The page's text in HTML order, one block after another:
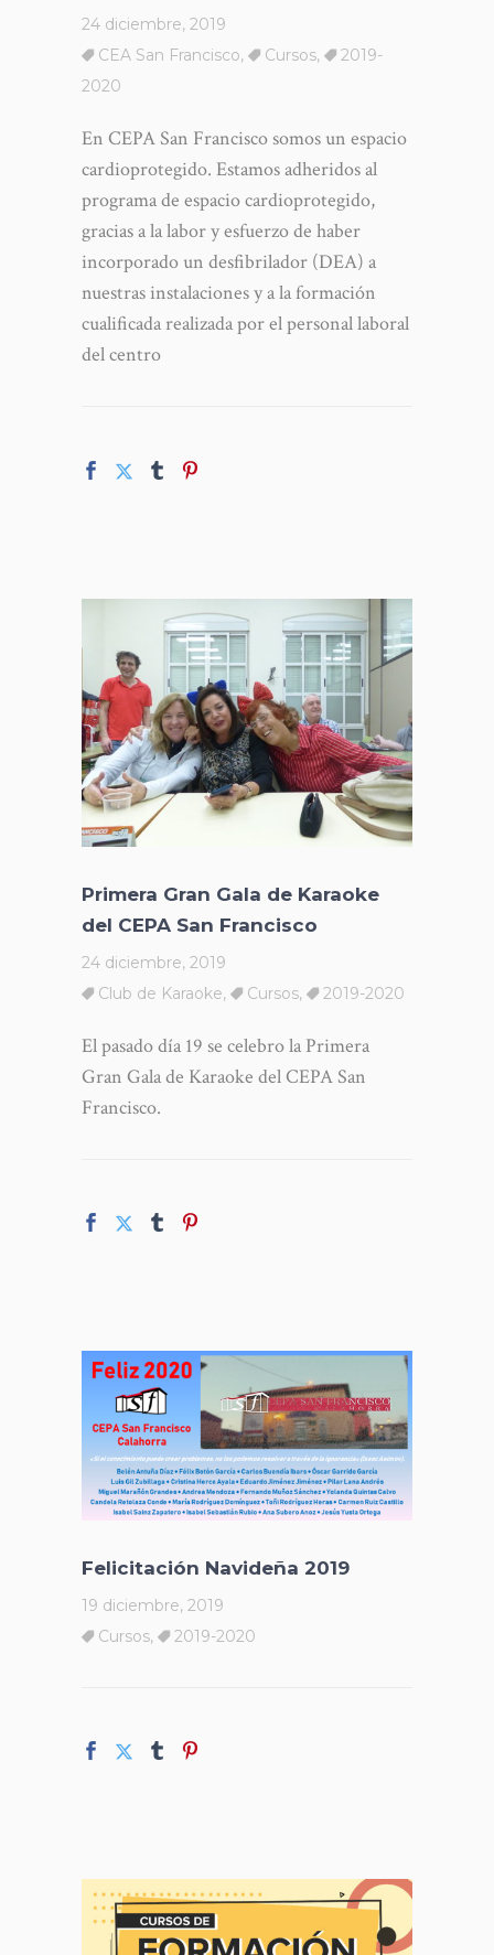
24 diciembre, 2019
CEA San Francisco, Cursos,
2019-
2020
En CEPA San Francisco somos un espacio
cardioprotegido. Estamos adheridos al
programa de espacio cardioprotegido,
gracias a la labor y esfuerzo de haber
incorporado un desfibrilador (DEA) a
nuestras instalaciones y a la formación
cualificada realizada por el personal laboral
del centro
Primera Gran Gala de Karaoke
del CEPA San Francisco
24 diciembre, 2019
Club de Karaoke, Cursos, 2019-2020
El pasado día 19 se celebro la Primera
Gran Gala de Karaoke del CEPA San
Francisco.
Felicitación Navideña 2019
19 diciembre, 2019
Cursos, 2019-2020